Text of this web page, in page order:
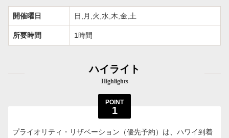
開催曜日 日,月,火,水,木,金,土
所要時間 1時間
ハイライト
Highlights
POINT
1
プライオリティ・リザベーション（優先予約）は、ハワイ到着